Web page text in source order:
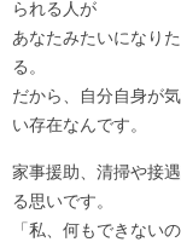
られる人が
あなたみたいになり
る。
だから、自分自身が
い存在なんです。
家事援助、清掃や接
る思いです。
「私、何もできない